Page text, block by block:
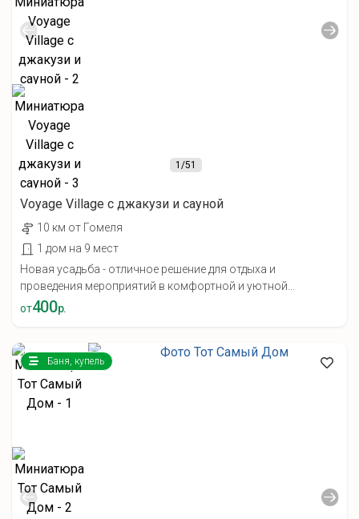
1/51
Voyage Village с джакузи и сауной
10 км от Гомеля
1 дом на 9 мест
Новая усадьба - отличное решение для отдыха и
проведения мероприятий в комфортной и уютной...
от400р.
Баня, купель